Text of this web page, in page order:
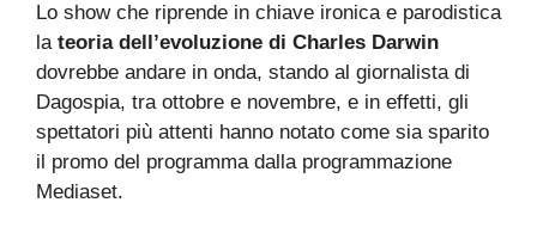
Lo show che riprende in chiave ironica e parodistica
lateoria dell’evoluzione di Charles Darwin
dovrebbe andare in onda, stando al giornalista di
Dagospia, tra ottobre e novembre, e in effetti, gli
spettatori più attenti hanno notato come sia sparito
il promo del programma dalla programmazione
Mediaset.